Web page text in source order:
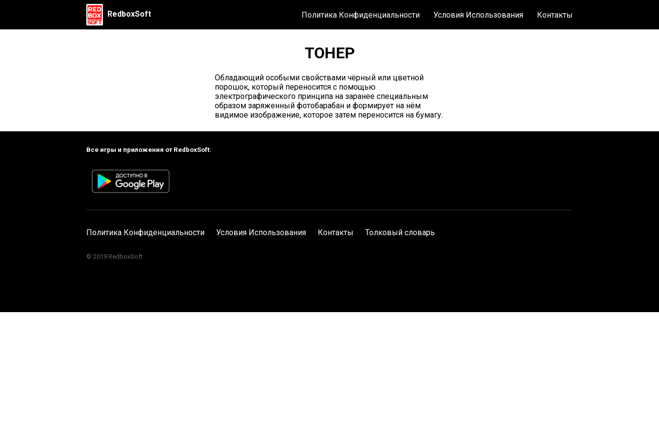
RedboxSoft Политика Конфиденциальности Условия Использования Контакты
ТОНЕР
Обладающий особыми свойствами чёрный или цветной
порошок, который переносится с помощью
электрографического принципа на заранее специальным
образом заряженный фотобарабан и формирует на нём
видимое изображение, которое затем переносится на бумагу.
Все игры и приложения от RedboxSoft:
Политика Конфиденциальности Условия Использования Контакты Толковый словарь
© 2019 RedboxSoft